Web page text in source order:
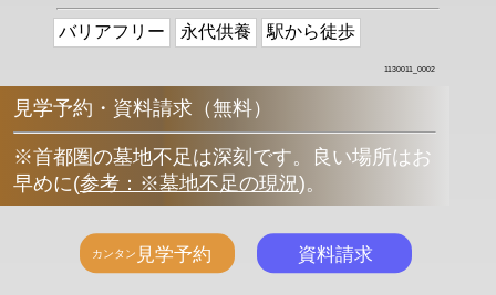
バリアフリー 永代供養 駅から徒歩
1130011_0002
見学予約・資料請求（無料）
※首都圏の墓地不足は深刻です。良い場所はお
早めに(参考：※墓地不足の現況)。